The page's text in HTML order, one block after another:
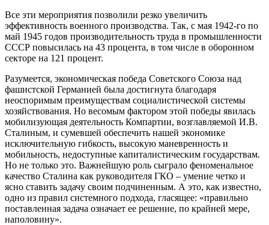
Все эти мероприятия позволили резко увеличить
эффективность военного производства. Так, с мая 1942-го по
май 1945 годов производительность труда в промышленности
СССР повысилась на 43 процента, в том числе в оборонном
секторе на 121 процент.
Разумеется, экономическая победа Советского Союза над
фашистской Германией была достигнута благодаря
неоспоримым преимуществам социалистической системы
хозяйствования. Но весомым фактором этой победы явилась
мобилизующая деятельность Компартии, возглавляемой И.В.
Сталиным, и сумевшей обеспечить нашей экономике
исключительную гибкость, высокую маневренность и
мобильность, недоступные капиталистическим государствам.
Но не только это. Важнейшую роль сыграло феноменальное
качество Сталина как руководителя ГКО – умение четко и
ясно ставить задачу своим подчиненным. А это, как известно,
одно из правил системного подхода, гласящее: «правильно
поставленная задача означает ее решение, по крайней мере,
наполовину».